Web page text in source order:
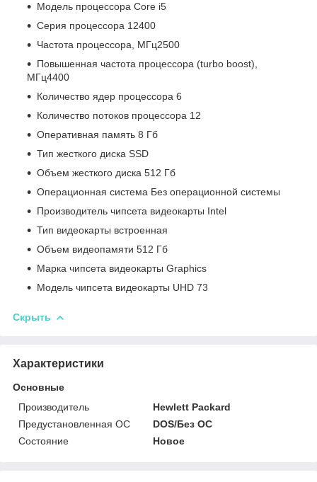
Модель процессора Core i5
Серия процессора 12400
Частота процессора, МГц2500
Повышенная частота процессора (turbo boost),
МГц4400
Количество ядер процессора 6
Количество потоков процессора 12
Оперативная память 8 Гб
Тип жесткого диска SSD
Объем жесткого диска 512 Гб
Операционная система Без операционной системы
Производитель чипсета видеокарты Intel
Тип видеокарты встроенная
Объем видеопамяти 512 Гб
Марка чипсета видеокарты Graphics
Модель чипсета видеокарты UHD 73
Скрыть
Характеристики
Основные
Производитель
Hewlett Packard
Предустановленная ОС
DOS/Без ОС
Состояние
Новое